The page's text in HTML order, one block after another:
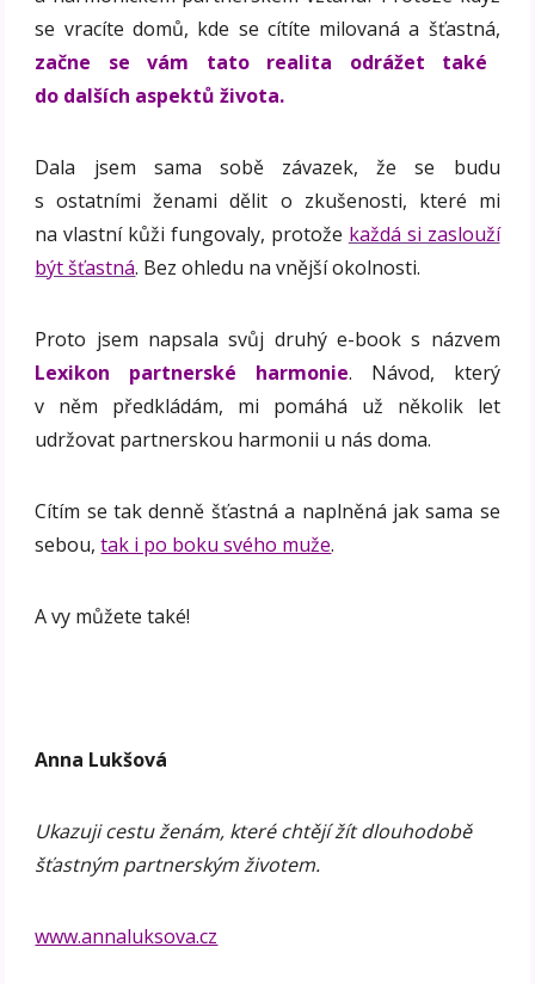
se vracíte domů, kde se cítíte milovaná a šťastná,
začne se vám tato realita odrážet také
do dalších aspektů života.
Dala jsem sama sobě závazek, že se budu
s ostatními ženami dělit o zkušenosti, které mi
na vlastní kůži fungovaly, protože každá si zaslouží
být šťastná. Bez ohledu na vnější okolnosti.
Proto jsem napsala svůj druhý e-book s názvem
Lexikon partnerské harmonie. Návod, který
v něm předkládám, mi pomáhá už několik let
udržovat partnerskou harmonii u nás doma.
Cítím se tak denně šťastná a naplněná jak sama se
sebou,tak i po boku svého muže.
A vy můžete také!
Anna Lukšová
Ukazuji cestu ženám, které chtějí žít dlouhodobě
šťastným partnerským životem.
www.annaluksova.cz